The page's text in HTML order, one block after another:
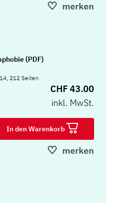
merken
(PDF)
212 Seiten
CHF 43.00
inkl. MwSt.
In den Warenkorb
merken